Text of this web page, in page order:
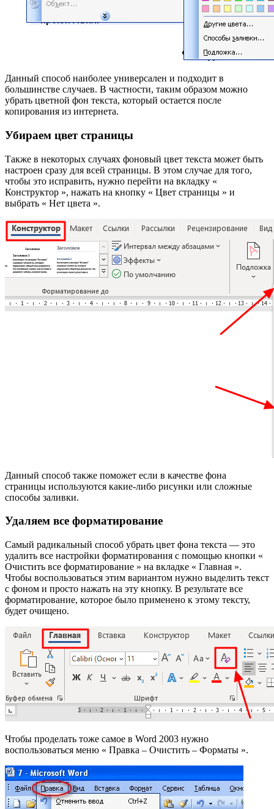
Данный способ наиболее универсален и подходит в
большинстве случаев. В частности, таким образом можно
убрать цветной фон текста, который остается после
копирования из интернета.
Убираем цвет страницы
Также в некоторых случаях фоновый цвет текста может быть
настроен сразу для всей страницы. В этом случае для того,
чтобы это исправить, нужно перейти на вкладку «
Конструктор », нажать на кнопку « Цвет страницы » и
выбрать « Нет цвета ».
Данный способ также поможет если в качестве фона
страницы используются какие-либо рисунки или сложные
способы заливки.
Удаляем все форматирование
Самый радикальный способ убрать цвет фона текста — это
удалить все настройки форматирования с помощью кнопки «
Очистить все форматирование » на вкладке « Главная ».
Чтобы воспользоваться этим вариантом нужно выделить текст
с фоном и просто нажать на эту кнопку. В результате все
форматирование, которое было применено к этому тексту,
будет очищено.
Чтобы проделать тоже самое в Word 2003 нужно
воспользоваться меню « Правка – Очистить – Форматы ».